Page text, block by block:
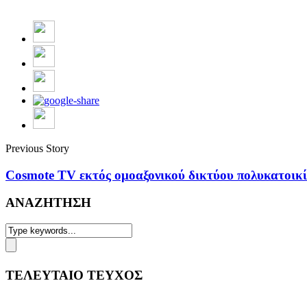
Previous Story
Cosmote TV εκτός ομοαξονικού δικτύου
ΑΝΑΖΗΤΗΣΗ
ΤΕΛΕΥΤΑΙΟ ΤΕΥΧΟΣ